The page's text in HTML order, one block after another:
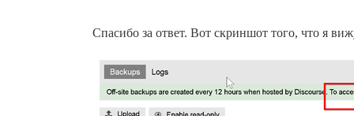
Спасибо за ответ. Вот скриншот того, что я